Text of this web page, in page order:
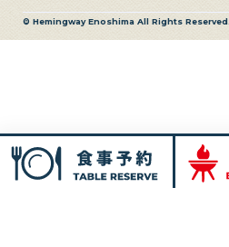
© Hemingway Enoshima All Rights Reserved.